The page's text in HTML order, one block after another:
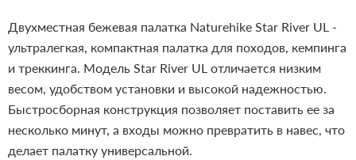
Двухместная бежевая палатка Naturehike Star River UL -
ультралегкая, компактная палатка для походов, кемпинга
и треккинга. Модель Star River UL отличается низким
весом, удобством установки и высокой надежностью.
Быстросборная конструкция позволяет поставить ее за
несколько минут, а входы можно превратить в навес, что
делает палатку универсальной.